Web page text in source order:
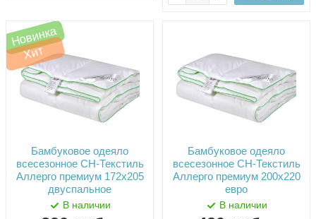
Новинка
Хит
Бамбуковое одеяло
всесезонное СН-Текстиль
Аллерго премиум 172х205
двуспальное
В наличии
Бамбуковое одеяло
всесезонное СН-Текстиль
Аллерго премиум 200х220
евро
В наличии